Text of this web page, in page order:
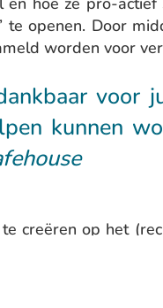
te openen. Door
worden voor
kunnen
creëren op het